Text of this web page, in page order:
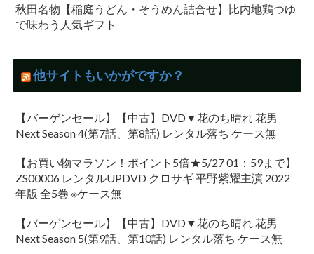
秋田名物【稲庭うどん・そうめん詰合せ】比内地鶏つゆ
で味わう人気ギフト
他サイトもいかがですか？
【バーゲンセール】【中古】DVD▼花のち晴れ 花男
Next Season 4(第7話、第8話) レンタル落ち ケース無
【お買い物マラソン！ポイント5倍★5/27 01：59まで】
ZS00006 レンタルUPDVD クロサギ 平野紫耀主演 2022
年版 全5巻 ※ケース無
【バーゲンセール】【中古】DVD▼花のち晴れ 花男
Next Season 5(第9話、第10話) レンタル落ち ケース無